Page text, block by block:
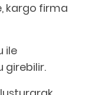
kargo firma
ile
girebilir.